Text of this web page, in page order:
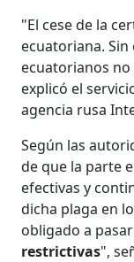
"El cese de la
ecuatoriana.
ecuatorianos
explicó el
agencia rusa
Según las
de que la parte
efectivas y
dicha plaga en
obligado a
restrictivas",